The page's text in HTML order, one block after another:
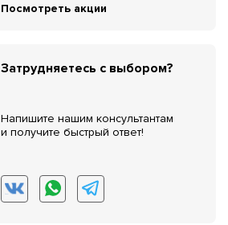
Посмотреть акции
Затрудняетесь с выбором?
Напишите нашим консультантам
и получите быстрый ответ!